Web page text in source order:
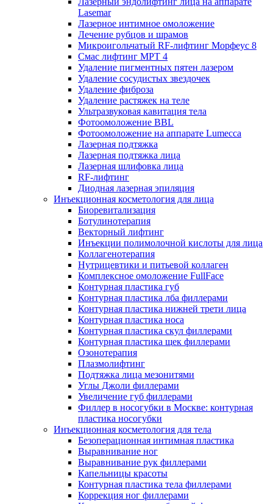
Lasemar
Лазерное интимное омоложение
Лечение рубцов и шрамов
Микроигольчатый RF-лифтинг Морфеус 8
Смас лифтинг MPT 4
Удаление пигментных пятен лазером
Удаление сосудистых звездочек
Удаление фиброза
Удаление растяжек на теле
Ультразвуковая кавитация тела
Фотоомоложение BBL
Фотоомоложение на аппарате Lumecca
Лазерная подтяжка
Лазерная подтяжка лица
Лазерная шлифовка лица
RF-лифтинг
Диодная лазерная эпиляция
Инъекционная косметология для лица
Биоревитализация
Ботулинотерапия
Векторный лифтинг
Инъекции полимолочной кислоты для лица
Коллагенотерапия
Нутрицевтики и питьевой коллаген
Комплексное омоложение FullFace
Контурная пластика губ
Контурная пластика лба филлерами
Контурная пластика нижней трети лица
Контурная пластика носа
Контурная пластика скул филлерами
Контурная пластика щек филлерами
Озонотерапия
Плазмолифтинг
Подтяжка лица мезонитями
Углы Джоли филлерами
Увеличение губ филлерами
Филлер в носогубки в Москве: контурная
пластика носогубки
Инъекционная косметология для тела
Безоперационная интимная пластика
Выравнивание ног
Выравнивание рук филлерами
Капельницы красоты
Контурная пластика тела филлерами
Коррекция ног филлерами